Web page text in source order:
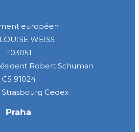
européen
WEISS
T03051
Robert Schuman
CS 91024
Strasbourg Cedex
Praha